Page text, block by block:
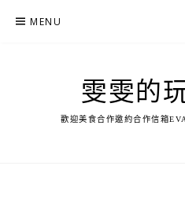
MENU
雯雯的
歡迎美食合作邀約合作信箱